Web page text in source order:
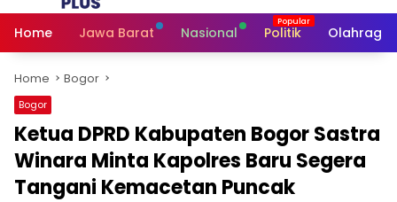
Home
Jawa Barat Nasional Politik Olahraga
Home Bogor
Bogor
Ketua DPRD Kabupaten Bogor Sastra
Winara Minta Kapolres Baru Segera
Tangani Kemacetan Puncak